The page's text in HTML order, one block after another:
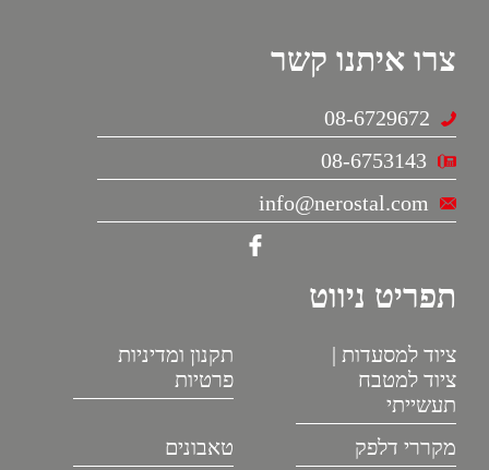
צרו איתנו קשר
08-6729672
08-6753143
info@nerostal.com
תפריט ניווט
ציוד למסעדות |
ציוד למטבח
תעשייתי
תקנון ומדיניות
פרטיות
מקררי דלפק טאבונים